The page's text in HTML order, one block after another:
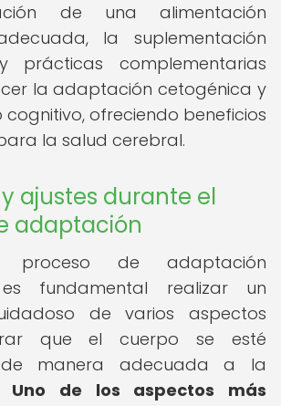
de una alimentación
la suplementación
prácticas complementarias
la adaptación cetogénica y
cognitivo, ofreciendo beneficios
la salud cerebral.
ajustes durante el
adaptación
proceso de adaptación
fundamental realizar un
de varios aspectos
que el cuerpo se esté
manera adecuada a la
Uno de los aspectos más